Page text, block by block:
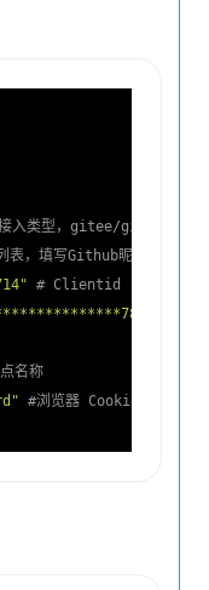
入类型，gitee/github
表，填写Github昵称，多个用
# Clientid
名称
#浏览器 Cookie 字段名，